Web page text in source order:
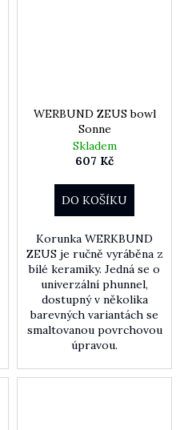
WERBUND ZEUS bowl
Sonne
Skladem
607 Kč
DO KOŠÍKU
Korunka WERKBUND
ZEUS je ručně vyráběna z
bílé keramiky. Jedná se o
univerzální phunnel,
dostupný v několika
barevných variantách se
smaltovanou povrchovou
úpravou.